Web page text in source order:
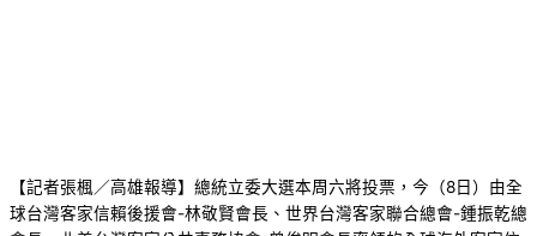
【記者張楓／高雄報導】總統立委大選本周六將投票，今（8日）由全
球台灣客家信賴後援會-林敬賢會長、世界台灣客家聯合總會-鍾振乾總